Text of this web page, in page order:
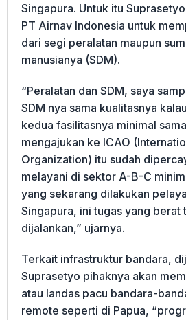
Singapura. Untuk itu
PT Airnav Indonesia untuk
dari segi peralatan maupun
manusianya (SDM).
“Peralatan dan SDM, saya
SDM nya sama kualitasnya
kedua fasilitasnya minimal
mengajukan ke ICAO
Organization) itu sudah
melayani di sektor A-B-C
yang sekarang dilakukan
Singapura, ini tugas yang berat
dijalankan,” ujarnya.
Terkait infrastruktur bandara,
Suprasetyo pihaknya akan
atau landas pacu bandara-
remote seperti di Papua,